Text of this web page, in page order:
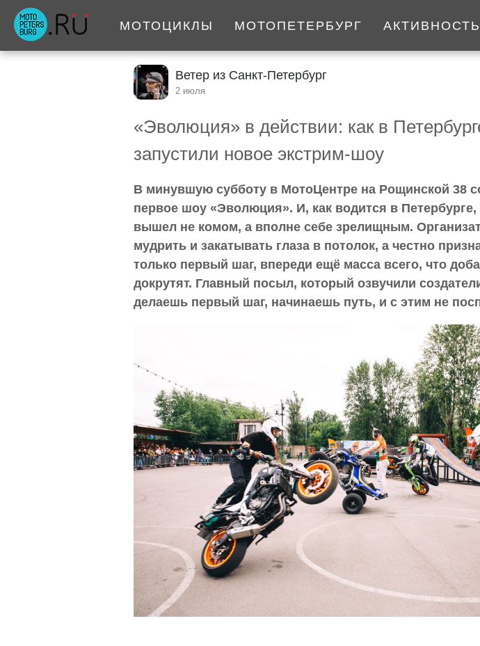
МОТОЦИКЛЫ МОТОПЕТЕРБУРГ АКТИВНОСТЬ
Ветер из Санкт-Петербург
2 июля
«Эволюция» в действии: как в
запустили новое экстрим-шоу
В минувшую субботу в МотоЦентре на Рощинской 38
первое шоу «Эволюция». И, как водится в
вышел не комом, а вполне себе зрелищным.
мудрить и закатывать глаза в потолок, а честно
только первый шаг, впереди ещё масса всего, что
докрутят. Главный посыл, который озвучили
делаешь первый шаг, начинаешь путь, и с этим не